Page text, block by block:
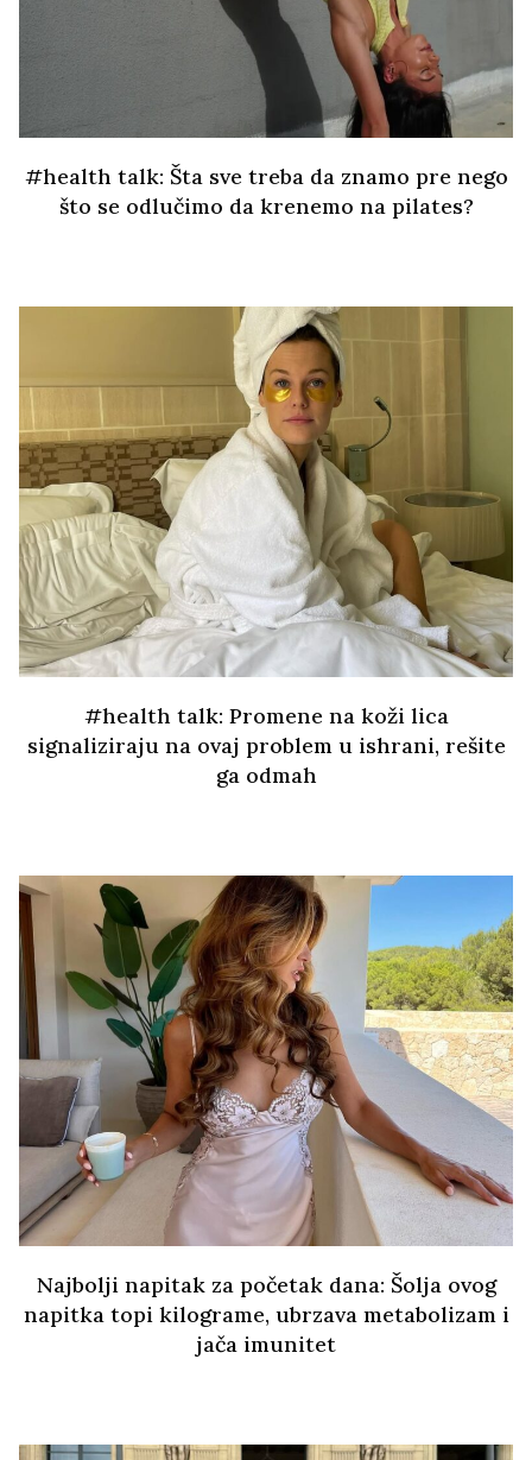
#health talk: Šta sve treba da znamo pre nego
što se odlučimo da krenemo na pilates?
#health talk: Promene na koži lica
signaliziraju na ovaj problem u ishrani, rešite
ga odmah
Najbolji napitak za početak dana: Šolja ovog
napitka topi kilograme, ubrzava metabolizam i
jača imunitet